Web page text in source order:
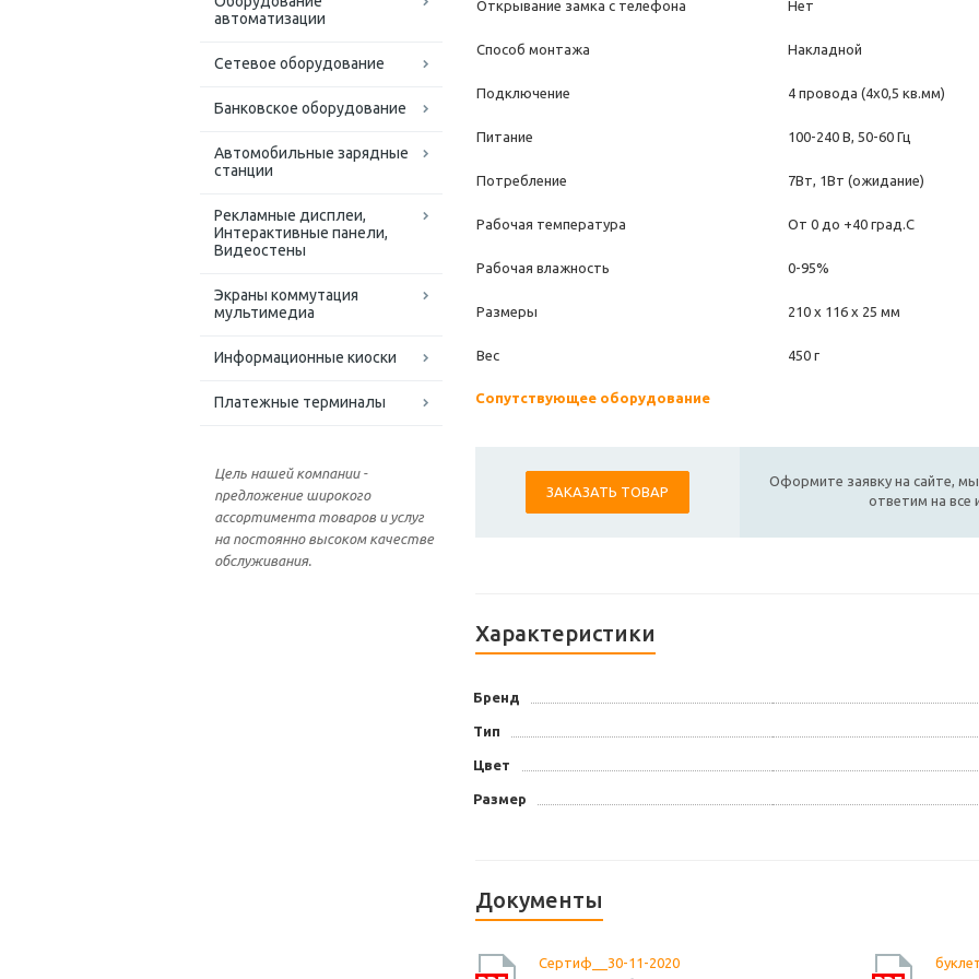
автоматизации
Сетевое оборудование
Банковское оборудование
Автомобильные зарядные
станции
Рекламные дисплеи,
Интерактивные панели,
Видеостены
Экраны коммутация
мультимедиа
Информационные киоски
Платежные терминалы
Цель нашей компании -
предложение широкого
ассортимента товаров и услуг
на постоянно высоком качестве
обслуживания.
Открывание замка с телефона Нет
Способ монтажа Накладной
Подключение 4 провода (4х0,5 кв.мм)
Питание 100-240 В, 50-60 Гц
Потребление 7Вт, 1Вт (ожидание)
Рабочая температура От 0 до +40 град.С
Рабочая влажность 0-95%
Размеры 210 х 116 х 25 мм
Вес 450 г
Сопутствующее оборудование
ЗАКАЗАТЬ ТОВАР
Оформите заявку на сайте,
ответим на все
Характеристики
Бренд
Тип
Цвет
Размер
Документы
Сертиф__30-11-2020